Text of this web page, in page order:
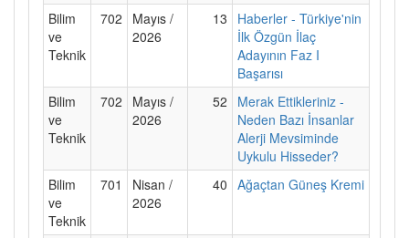
Bilim
ve
Teknik
702
Mayıs /
2026
13
Haberler - Türkiye'nin
İlk Özgün İlaç
Adayının Faz I
Başarısı
Bilim
ve
Teknik
702
Mayıs /
2026
52
Merak Ettikleriniz -
Neden Bazı İnsanlar
Alerji Mevsiminde
Uykulu Hisseder?
Bilim
ve
Teknik
701
Nisan /
2026
40 Ağaçtan Güneş Kremi